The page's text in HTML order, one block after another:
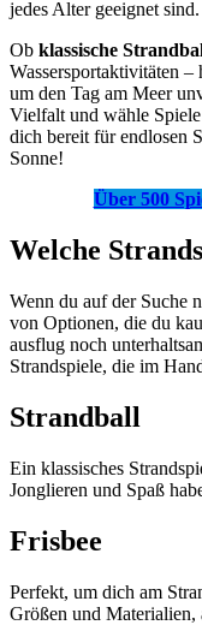
jedes Alter geeignet sind.
Ob klassische
Wassersportaktivitäten
um den Tag am Meer
Vielfalt und wähle
dich bereit für endlosen
Sonne!
Über 500
Welche
Wenn du auf der Suche
von Optionen, die du
ausflug noch
Strandspiele, die im
Strandball
Ein klassisches
Jonglieren und Spaß
Frisbee
Perfekt, um dich am
Größen und Materialien,